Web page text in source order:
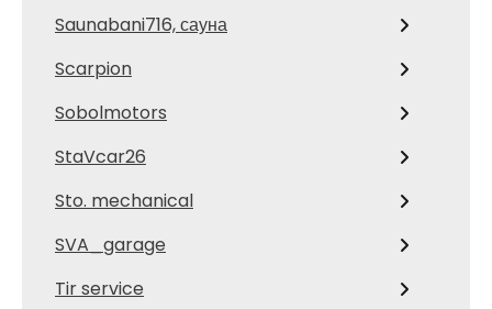
Saunabani716, сауна
Scarpion
Sobolmotors
StaVcar26
Sto. mechanical
SVA_garage
Tir service